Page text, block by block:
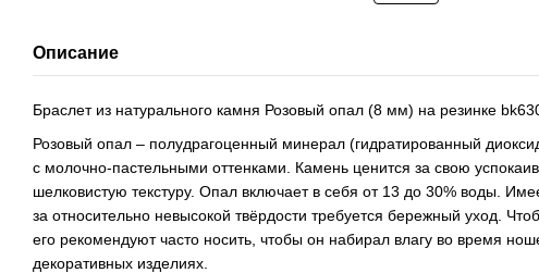
Описание
Браслет из натурального камня Розовый опал (8 мм) на резинке
Розовый опал – полудрагоценный минерал (гидратированный
с молочно-пастельными оттенками. Камень ценится за свою
шелковистую текстуру. Опал включает в себя от 13 до 30% воды.
за относительно невысокой твёрдости требуется бережный уход.
его рекомендуют часто носить, чтобы он набирал влагу во время
декоративных изделиях.